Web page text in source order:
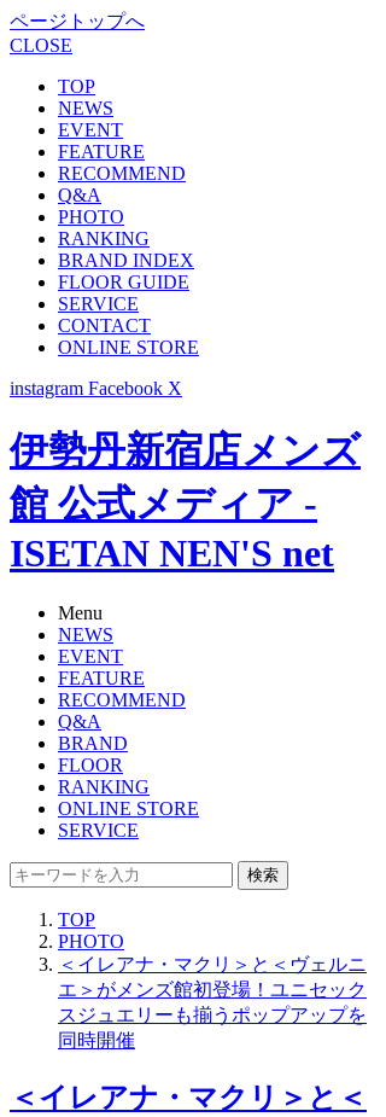
ページトップへ
CLOSE
TOP
NEWS
EVENT
FEATURE
RECOMMEND
Q&A
PHOTO
RANKING
BRAND INDEX
FLOOR GUIDE
SERVICE
CONTACT
ONLINE STORE
instagram Facebook X
伊勢丹新宿店メンズ
館 公式メディア -
ISETAN NEN'S net
Menu
NEWS
EVENT
FEATURE
RECOMMEND
Q&A
BRAND
FLOOR
RANKING
ONLINE STORE
SERVICE
検索
TOP
PHOTO
＜イレアナ・マクリ＞と＜ヴェルニ
エ＞がメンズ館初登場！ユニセック
スジュエリーも揃うポップアップを
同時開催
＜イレアナ・マクリ＞と＜